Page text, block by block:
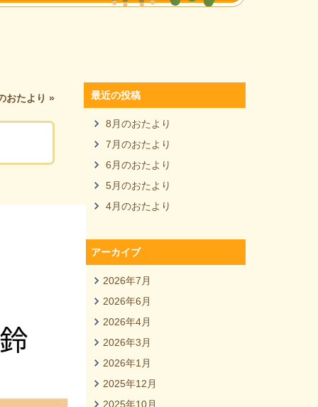
おたより » 最近の投稿
8月のおたより
7月のおたより
6月のおたより
5月のおたより
4月のおたより
アーカイブ
2026年7月
2026年6月
2026年4月
2026年3月
2026年1月
2025年12月
2025年10月